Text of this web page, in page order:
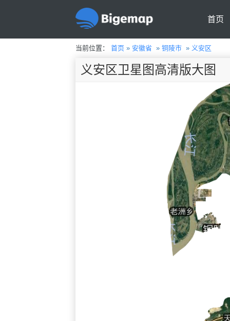
首页
当前位置： 首页» 安徽省 » 铜陵市» 义安区
义安区卫星图高清版大图